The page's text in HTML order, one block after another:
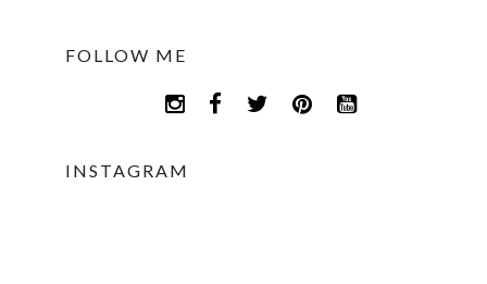
FOLLOW ME
INSTAGRAM